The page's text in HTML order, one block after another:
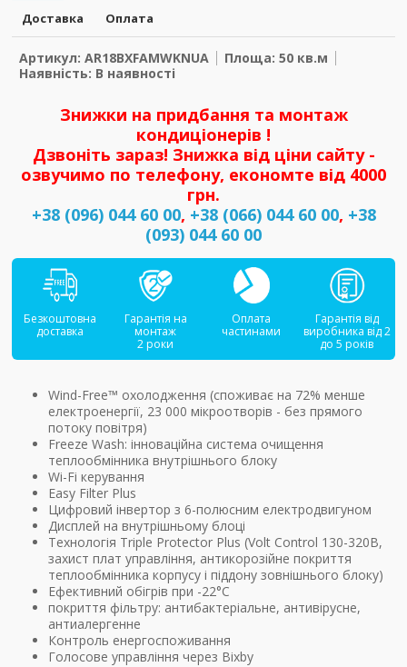
Доставка Оплата
Артикул: AR18BXFAMWKNUA
Площа: 50 кв.м
Наявність: В наявності
Знижки на придбання та монтаж
кондиціонерів !
Дзвоніть зараз! Знижка від ціни сайту -
озвучимо по телефону, економте від 4000
грн.
+38 (096) 044 60 00, +38 (066) 044 60 00, +38
(093) 044 60 00
Безкоштовна
доставка
Гарантія на
монтаж
2 роки
Оплата
частинами
Гарантія від
виробника від 2
до 5 років
Wind-Free™ охолодження (споживає на 72% менше
електроенергії, 23 000 мікроотворів - без прямого
потоку повітря)
Freeze Wash: інноваційна система очищення
теплообмінника внутрішнього блоку
Wi-Fi керування
Easy Filter Plus
Цифровий інвертор з 6-полюсним електродвигуном
Дисплей на внутрішньому блоці
Технологія Triple Protector Plus (Volt Control 130-320В,
захист плат управління, антикорозійне покриття
теплообмінника корпусу і піддону зовнішнього блоку)
Ефективний обігрів при -22°C
покриття фільтру: антибактеріальне, антивірусне,
антиалергенне
Контроль енергоспоживання
Голосове управління через Bixby